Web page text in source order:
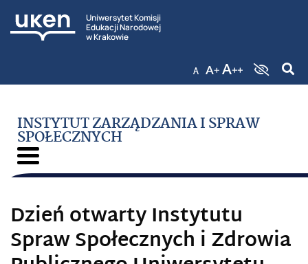
Uniwersytet Komisji
Edukacji Narodowej
w Krakowie
INSTYTUT ZARZĄDZANIA I SPRAW
SPOŁECZNYCH
Dzień otwarty Instytutu
Spraw Społecznych i Zdrowia